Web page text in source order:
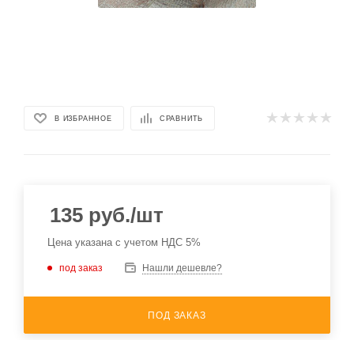
В ИЗБРАННОЕ СРАВНИТЬ
135 руб./шт
Цена указана с учетом НДС 5%
под заказ Нашли дешевле?
ПОД ЗАКАЗ